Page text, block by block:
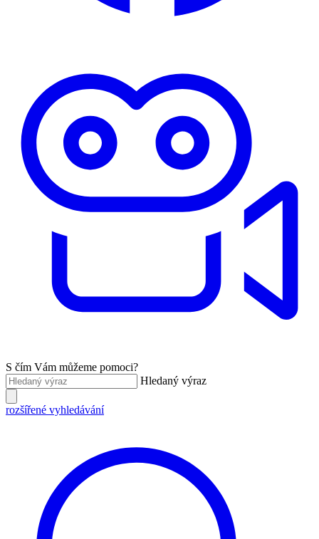
S čím Vám můžeme pomoci?
Hledaný výraz
rozšířené vyhledávání